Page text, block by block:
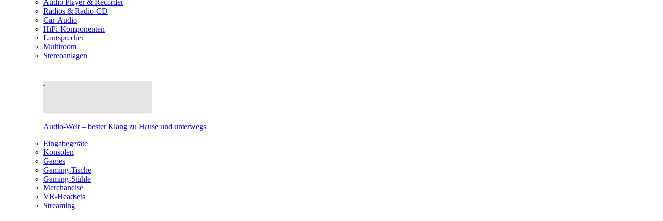
Audio Player & Recorder
Radios & Radio-CD
Car-Audio
HiFi-Komponenten
Lautsprecher
Multiroom
Stereoanlagen
Audio-Welt – bester Klang zu Hause und unterwegs
Eingabegeräte
Konsolen
Games
Gaming-Tische
Gaming-Stühle
Merchandise
VR-Headsets
Streaming